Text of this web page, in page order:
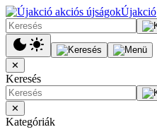
Újakció
✕
Keresés
✕
Kategóriák